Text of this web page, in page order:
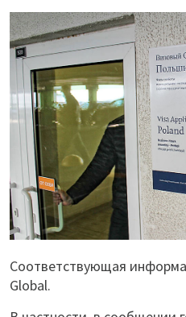
Соответствующая
Global.